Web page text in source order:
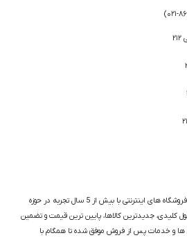
021-
)
اورگیم به عنوان یکی از قدیمی‌ترین فروشگاه های اینترنتی با بیش از 5 سال تجربه در حوزه
کلیدی، جدیدترین کالاها، پایین ترین قیمت و تضمین
ها و خدمات پس از فروش موفق شده تا همگام با